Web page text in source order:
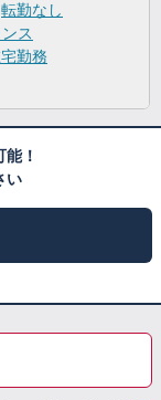
転勤なし
ス
勤務
！
い